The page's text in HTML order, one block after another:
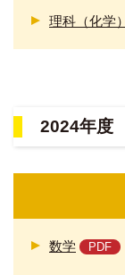
理科（化学）
2024年度
数学